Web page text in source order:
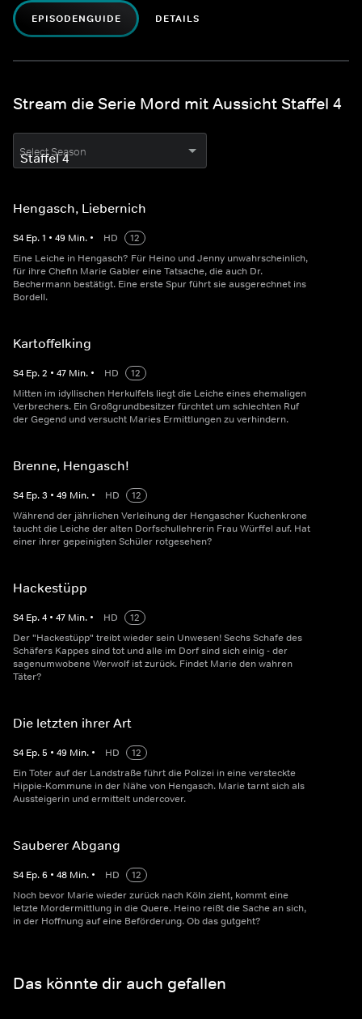
EPISODENGUIDE DETAILS
Stream die Serie Mord mit Aussicht Staffel 4
Select Season
Hengasch, Liebernich
S4 Ep.1 • 49 Min. • HD
12
Eine Leiche in Hengasch? Für Heino und Jenny unwahrscheinlich,
für ihre Chefin Marie Gabler eine Tatsache, die auch Dr.
Bechermann bestätigt. Eine erste Spur führt sie ausgerechnet ins
Bordell.
Kartoffelking
S4 Ep.2 • 47 Min. • HD
12
Mitten im idyllischen Herkulfels liegt die Leiche eines ehemaligen
Verbrechers. Ein Großgrundbesitzer fürchtet um schlechten Ruf
der Gegend und versucht Maries Ermittlungen zu verhindern.
Brenne, Hengasch!
S4 Ep.3 • 49 Min. • HD
12
Während der jährlichen Verleihung der Hengascher Kuchenkrone
taucht die Leiche der alten Dorfschullehrerin Frau Würffel auf. Hat
einer ihrer gepeinigten Schüler rotgesehen?
Hackestüpp
S4 Ep.4 • 47 Min. • HD
12
Der "Hackestüpp" treibt wieder sein Unwesen! Sechs Schafe des
Schäfers Kappes sind tot und alle im Dorf sind sich einig - der
sagenumwobene Werwolf ist zurück. Findet Marie den wahren
Täter?
Die letzten ihrer Art
S4 Ep.5 • 49 Min. • HD
12
Ein Toter auf der Landstraße führt die Polizei in eine versteckte
Hippie-Kommune in der Nähe von Hengasch. Marie tarnt sich als
Aussteigerin und ermittelt undercover.
Sauberer Abgang
S4 Ep.6 • 48 Min. • HD
12
Noch bevor Marie wieder zurück nach Köln zieht, kommt eine
letzte Mordermittlung in die Quere. Heino reißt die Sache an sich,
in der Hoffnung auf eine Beförderung. Ob das gutgeht?
Das könnte dir auch gefallen